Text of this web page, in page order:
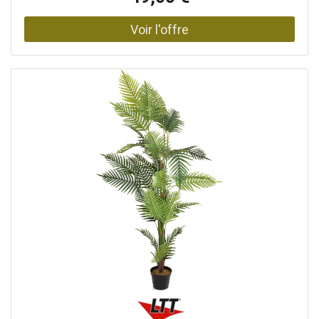
estivale et facile d'entretien. Elles sont particulièrement
indispensables pour mettre en œuvre la tendance déco «
URBAN JUNGLE ». Cette réplique détaillée d'un vrai palmier
nervurées en forme d'éventail, disponibles en différentes
nuances de vert. Elles sont entièrement fabriquées en
plastique de haute qualité et sont donc particulièrement
résistantes. Pour obtenir un aspect réaliste de la plante
artificielle, de véritables fibres de palmier ont été intégrées
dans la fabrication du tronc. De la mousse artificielle sert
à recouvrir le pot de jardinage de base inclus dans la
livraison. Il peut ainsi servir de support pour une jardinière
ou être utilisé seul comme pot décoratif. Pour que le
palmier artificiel dévoile toute sa beauté, il suffit de
courber légèrement ses frondes pour leur donner leur
forme.Palmier à éventail avec de grandes feuilles en
plastique Tronc en fibre de palmier, Moulable, L'article est
livré prêt à être installé., Convient pour une utilisation en
extérieur, Avec des feuilles réalistes de couleur verte,
Avec 5 frondes réalistes, Coffre: 1 x tronc en fibre de
palmierLongueur: 25, Configuration: Moulable, Position